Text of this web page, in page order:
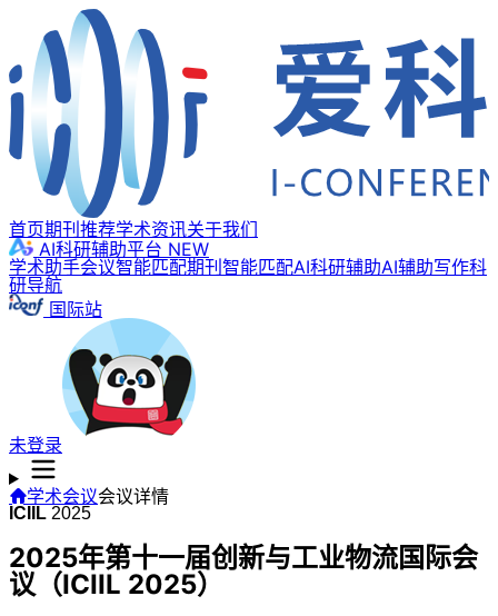
首页期刊推荐学术资讯关于我们
AI科研辅助平台 NEW
学术助手会议智能匹配期刊智能匹配AI科研辅助AI辅助写作科
研导航
国际站
未登录
学术会议会议详情
ICIIL 2025
2025年第十一届创新与工业物流国际会
议（ICIIL 2025）